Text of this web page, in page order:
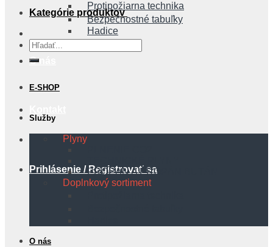
Protipožiarna technika
Bezpečnostné tabuľky
Hadice
O nás
Prihlásenie / Registrovať sa
Kategórie produktov
Hľadať:
E-SHOP
Služby
Plyny
PROPÁN A PROPÁN BUTÁN
Doplnkový sortiment
O nás